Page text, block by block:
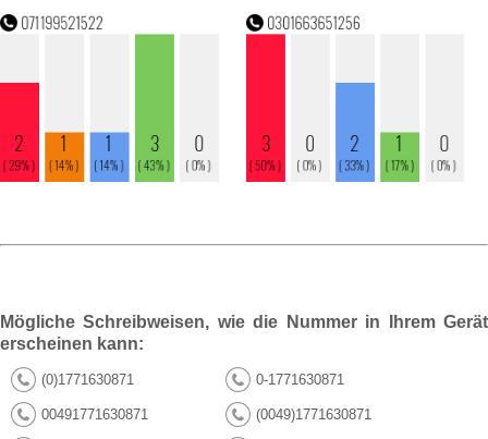
Mögliche Schreibweisen, wie die Nummer in Ihrem Gerät
erscheinen kann:
(0)1771630871 0-1771630871
00491771630871 (0049)1771630871